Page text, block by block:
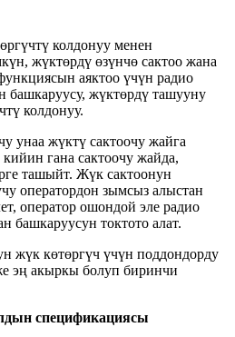
колдонуу менен
жүктөрдү өзүнчө сактоо жана
аяктоо үчүн радио
башкаруусу, жүктөрдү ташууну
колдонуу.
унаа жүктү сактоочу жайга
гана сактоочу жайда,
ташыйт. Жүк сактоонун
оператордон зымсыз алыстан
оператор ошондой эле радио
башкаруусун токтото алат.
жүк көтөргүч үчүн поддондорду
эң акыркы болуп биринчи
спецификациясы